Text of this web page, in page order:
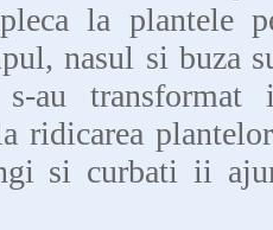
la plantele
nasul si buza
au transformat
ridicarea
si curbati ii